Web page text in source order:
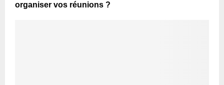
organiser vos réunions ?